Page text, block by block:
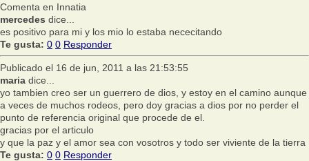
Comenta en Innatia
mercedes dice...
es positivo para mi y los mio lo estaba nececitando
Te gusta: 0 0 Responder
Publicado el 16 de jun, 2011 a las 21:53:55
maria dice...
yo tambien creo ser un guerrero de dios, y estoy en el camino aunque
a veces de muchos rodeos, pero doy gracias a dios por no perder el
punto de referencia original que procede de el.
gracias por el articulo
y que la paz y el amor sea con vosotros y todo ser viviente de la tierra
Te gusta: 0 0 Responder